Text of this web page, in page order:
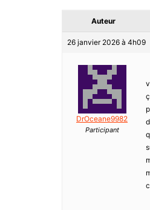
Auteur
26 janvier 2026 à 4h09
DrOceane9982
Participant